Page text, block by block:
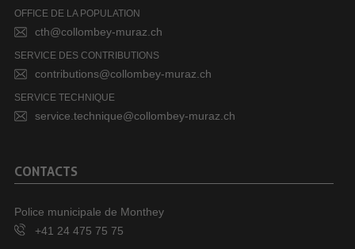
OFFICE DE LA POPULATION
cth@collombey-muraz.ch
SERVICE DES CONTRIBUTIONS
contributions@collombey-muraz.ch
SERVICE TECHNIQUE
service.technique@collombey-muraz.ch
CONTACTS
Police municipale de Monthey
+41 24 475 75 75